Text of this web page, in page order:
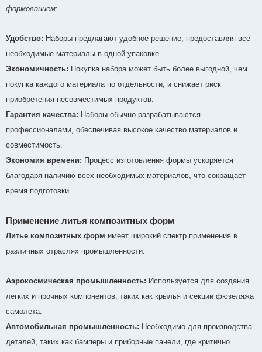
формованием:
Удобство: Наборы предлагают удобное решение, предоставляя все
необходимые материалы в одной упаковке.
Экономичность: Покупка набора может быть более выгодной, чем
покупка каждого материала по отдельности, и снижает риск
приобретения несовместимых продуктов.
Гарантия качества: Наборы обычно разрабатываются
профессионалами, обеспечивая высокое качество материалов и
совместимость.
Экономия времени: Процесс изготовления формы ускоряется
благодаря наличию всех необходимых материалов, что сокращает
время подготовки.
Применение литья композитных форм
Литье композитных форм имеет широкий спектр применения в
различных отраслях промышленности:
Аэрокосмическая промышленность: Используется для создания
легких и прочных компонентов, таких как крылья и секции фюзеляжа
самолета.
Автомобильная промышленность: Необходимо для производства
деталей, таких как бамперы и приборные панели, где критично